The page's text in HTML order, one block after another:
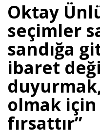
Oktay
seçimler
sandığa
ibaret
olmak
fırsattır”